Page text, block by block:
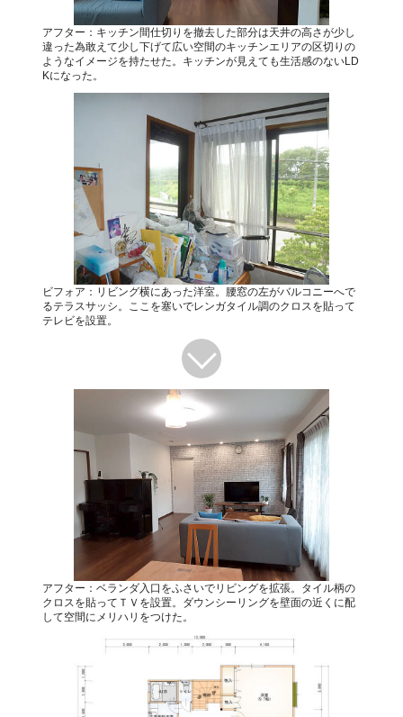
アフター：キッチン間仕切りを撤去した部分は天井の高さが少し
違った為敢えて少し下げて広い空間のキッチンエリアの区切りの
ようなイメージを持たせた。キッチンが見えても生活感のないLD
Kになった。
ビフォア：リビング横にあった洋室。腰窓の左がバルコニーへで
るテラスサッシ。ここを塞いでレンガタイル調のクロスを貼って
テレビを設置。
アフター：ベランダ入口をふさいでリビングを拡張。タイル柄の
クロスを貼ってＴＶを設置。ダウンシーリングを壁面の近くに配
して空間にメリハリをつけた。